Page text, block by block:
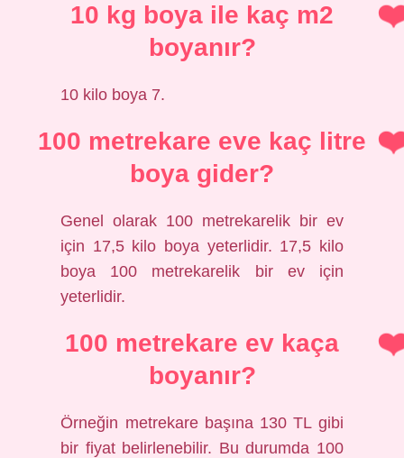
10 kg boya ile kaç m2
boyanır?
10 kilo boya 7.
100 metrekare eve kaç litre
boya gider?
Genel olarak 100 metrekarelik bir ev
için 17,5 kilo boya yeterlidir. 17,5 kilo
boya 100 metrekarelik bir ev için
yeterlidir.
100 metrekare ev kaça
boyanır?
Örneğin metrekare başına 130 TL gibi
bir fiyat belirlenebilir. Bu durumda 100